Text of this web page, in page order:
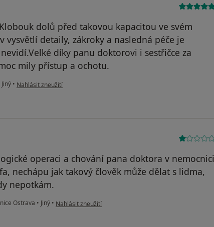
dolů před takovou kapacitou ve svém
vysvětlí detaily, zákroky a nasledná péče je
díky panu doktorovi i sestřičce za
mily přístup a ochotu.
Jiný • podle názoru uživatele EZ
Nahlásit zneužití
operaci a chování pana doktora v nemocnici
nechápu jak takový člověk může dělat s lidma,
nepotkám.
Ostrava • Jiný • podle názoru uživatele Eli
Nahlásit zneužití